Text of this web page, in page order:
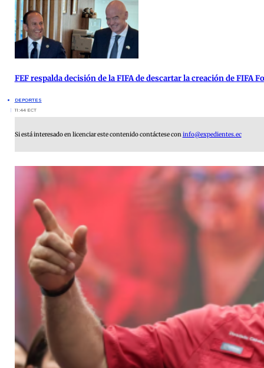
FEF respalda decisión de la FIFA de descartar la creación de FIFA
DEPORTES
11:44 ECT
Si está interesado en licenciar este contenido contáctese con info@expedientes.ec